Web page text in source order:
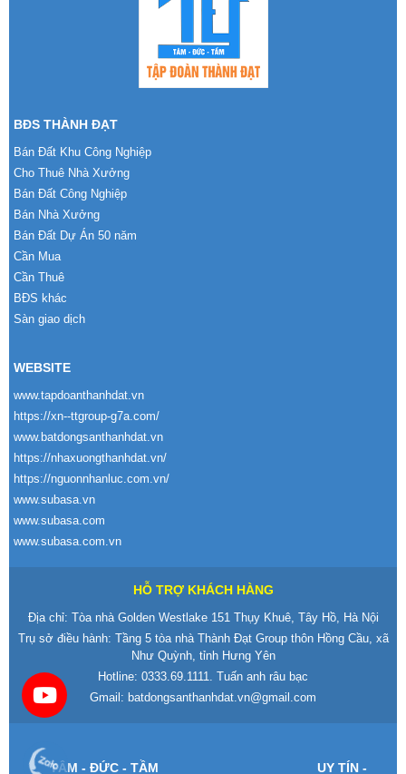
BĐS THÀNH ĐẠT
Bán Đất Khu Công Nghiệp
Cho Thuê Nhà Xưởng
Bán Đất Công Nghiệp
Bán Nhà Xưởng
Bán Đất Dự Án 50 năm
Cần Mua
Cần Thuê
BĐS khác
Sàn giao dịch
WEBSITE
www.tapdoanthanhdat.vn
https://xn--ttgroup-g7a.com/
www.batdongsanthanhdat.vn
https://nhaxuongthanhdat.vn/
https://nguonnhanluc.com.vn/
www.subasa.vn
www.subasa.com
www.subasa.com.vn
HỖ TRỢ KHÁCH HÀNG
Địa chỉ: Tòa nhà Golden Westlake 151 Thụy Khuê, Tây Hồ, Hà Nội
Trụ sở điều hành: Tầng 5 tòa nhà Thành Đạt Group thôn Hồng Cầu, xã
Như Quỳnh, tỉnh Hưng Yên
Hotline: 0333.69.1111. Tuấn anh râu bạc
Gmail: batdongsanthanhdat.vn@gmail.com
TÂM - ĐỨC - TẦM UY TÍN -